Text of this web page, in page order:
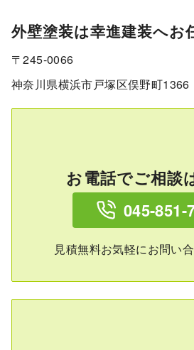
外壁塗装は幸進建装へお
〒245-0066
神奈川県横浜市戸塚区俣野町1366
お電話でご相談
045-851-
見積無料お気軽にお問い